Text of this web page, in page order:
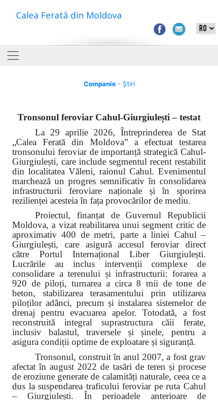
Calea Ferată din Moldova
Companie- Știri
Tronsonul feroviar Cahul-Giurgiulești – testat
La 29 aprilie 2026, Întreprinderea de Stat
„Calea Ferată din Moldova” a efectuat testarea
tronsonului feroviar de importanță strategică Cahul-
Giurgiulești, care include segmentul recent restabilit
din localitatea Văleni, raionul Cahul. Evenimentul
marchează un progres semnificativ în consolidarea
infrastructurii feroviare naționale și în sporirea
rezilienței acesteia în fața provocărilor de mediu.
Proiectul, finanțat de Guvernul Republicii
Moldova, a vizat reabilitarea unui segment critic de
aproximativ 400 de metri, parte a liniei Cahul –
Giurgiulești, care asigură accesul feroviar direct
către Portul Internațional Liber Giurgiulești.
Lucrările au inclus intervenții complexe de
consolidare a terenului și infrastructurii: forarea a
920 de piloți, turnarea a circa 8 mii de tone de
beton, stabilizarea terasamentului prin utilizarea
piloților adânci, precum și instalarea sistemelor de
drenaj pentru evacuarea apelor. Totodată, a fost
reconstruită integral suprastructura căii ferate,
inclusiv balastul, traversele și șinele, pentru a
asigura condiții optime de exploatare și siguranță.
Tronsonul, construit în anul 2007, a fost grav
afectat în august 2022 de tasări de teren și procese
de eroziune generate de calamități naturale, ceea ce a
dus la suspendarea traficului feroviar pe ruta Cahul
– Giurgiulești. În perioadele anterioare de